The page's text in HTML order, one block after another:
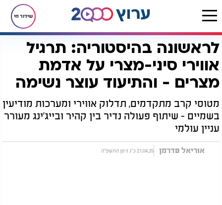
שידור חי
דף הבית רץ בוואטסאפ לראשונה בהיסטוריה: תרגיל אווירי סיני-מצרי על אדמת מצרים - והתיעוד עוצר נשימה
לראשונה בהיסטוריה: תרגיל
אווירי סיני-מצרי על אדמת
מצרים - והתיעוד עוצר נשימה
מטוסי קרב מתקדמים, תדלוק אווירי ומערכות מודיעין
בשמיים - שיתוף פעולה נדיר בין קהיר ובייג'ינג מעורר
עניין עולמי
אוריאל פדרמן 21.04.25 כ"ג ניסן התשפ"ה